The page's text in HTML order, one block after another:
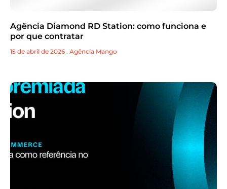
Agência Diamond RD Station: como funciona e
por que contratar
15 de abril de 2026 . Agência Mango